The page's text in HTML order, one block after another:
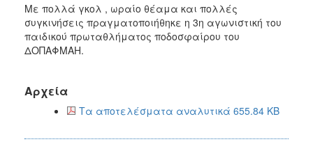
Με πολλά γκολ , ωραίο θέαμα και πολλές
συγκινήσεις πραγματοποιήθηκε η 3η αγωνιστική του
παιδικού πρωταθλήματος ποδοσφαίρου του
ΔΟΠΑΦΜΑΗ.
Αρχεία
Τα αποτελέσματα αναλυτικά 655.84 KB